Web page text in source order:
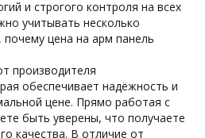
и строгого контроля на всех
учитывать несколько
цена на арм панель
производителя
обеспечивает надёжность и
цене. Прямо работая с
быть уверены, что получаете
качества. В отличие от